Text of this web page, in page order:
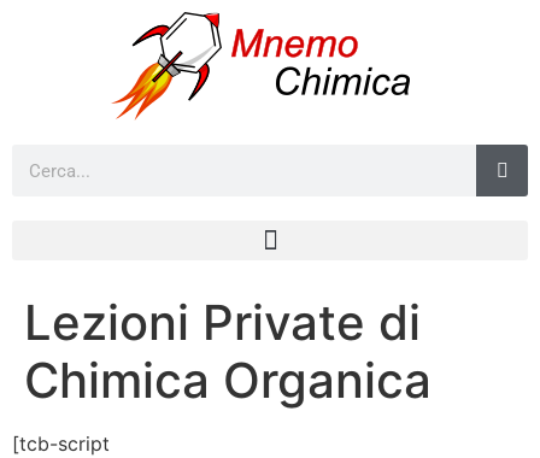
Lezioni Private di
Chimica Organica
[tcb-script